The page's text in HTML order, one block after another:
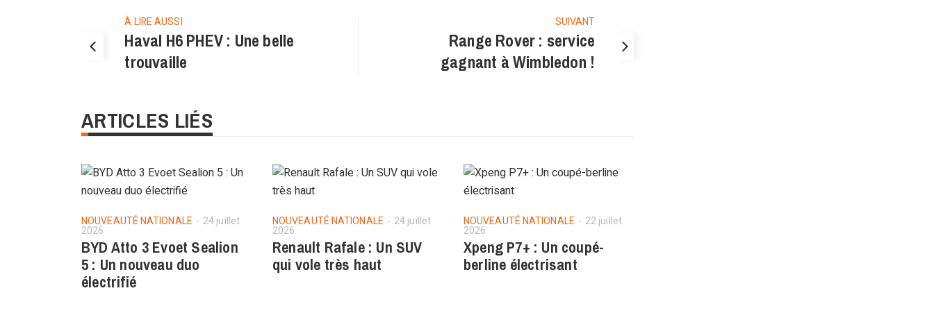
À LIRE AUSSI
Haval H6 PHEV : Une belle
trouvaille
SUIVANT
Range Rover : service
gagnant à Wimbledon !
ARTICLES LIÉS
NOUVEAUTÉ NATIONALE 24 juillet
2026
BYD Atto 3 Evoet Sealion
5 : Un nouveau duo
électrifié
NOUVEAUTÉ NATIONALE 24 juillet
2026
Renault Rafale : Un SUV
qui vole très haut
NOUVEAUTÉ NATIONALE 22 juillet
2026
Xpeng P7+ : Un coupé-
berline électrisant